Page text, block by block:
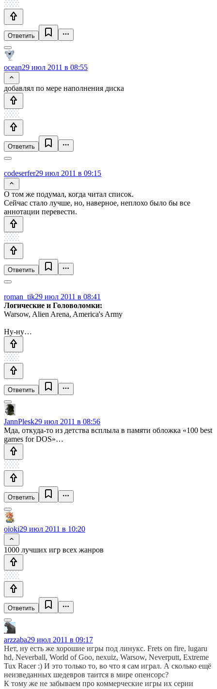
Ответить
ocean29 июл 2011 в 08:55
добавлял по мере наполнения диска
Ответить
codeserfer29 июл 2011 в 09:15
О том же подумал, когда читал список.
Сейчас стало лучше, но, наверное, неплохо было бы все
аннотации перевести.
Ответить
roman_tik29 июл 2011 в 08:41
Логические и Головоломки:
Warsow, Alien Arena, America's Army
Ну-ну…
Ответить
JannPlesk29 июл 2011 в 08:56
Мда, откуда-то из детства всплыла в памяти обложка «100 best
games for DOS»…
Ответить
oioki29 июл 2011 в 10:20
1000 лучших игр всех жанров
Ответить
arzzaba29 июл 2011 в 09:17
Нет, ну есть же хорошие игры под линукс. Frets on fire, lugaru
hd, Neverball, World of Goo, nexuiz, Warsow, Neverputt, Extreme
Tux Racer :) И это только то, во что я сам играл. А сколько ещё
неизведанных шедевров таится в мире опенсорс?
К тому же не забываем про коммерческие игры их серии